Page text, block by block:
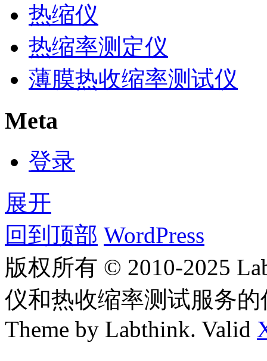
热缩仪
热缩率测定仪
薄膜热收缩率测试仪
Meta
登录
展开
回到顶部 WordPress
版权所有 © 2010-2025
仪和热收缩率测试服务
Theme by Labthink. Valid